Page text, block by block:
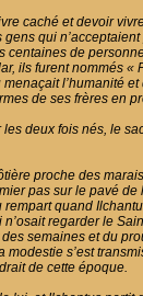
caché et devoir
qui
de
ils furent nommés «
l’humanité
de ses frères en
deux fois nés, le
proche des
pas sur le pavé
quand
regarder le
semaines et du
s’est
de cette époque.